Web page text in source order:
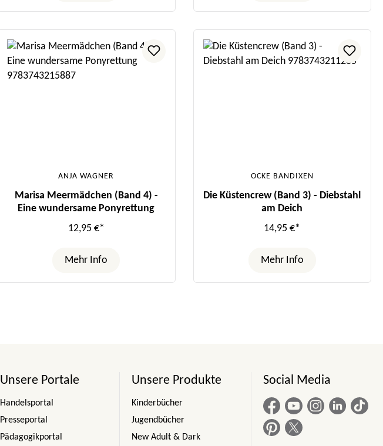
ANJA WAGNER
Marisa Meermädchen (Band 4) -
Eine wundersame Ponyrettung
12,95 €*
Mehr Info
OCKE BANDIXEN
Die Küstencrew (Band 3) - Diebstahl
am Deich
14,95 €*
Mehr Info
Unsere Portale
Handelsportal
Presseportal
Pädagogikportal
Unsere Produkte
Kinderbücher
Jugendbücher
New Adult & Dark
Social Media